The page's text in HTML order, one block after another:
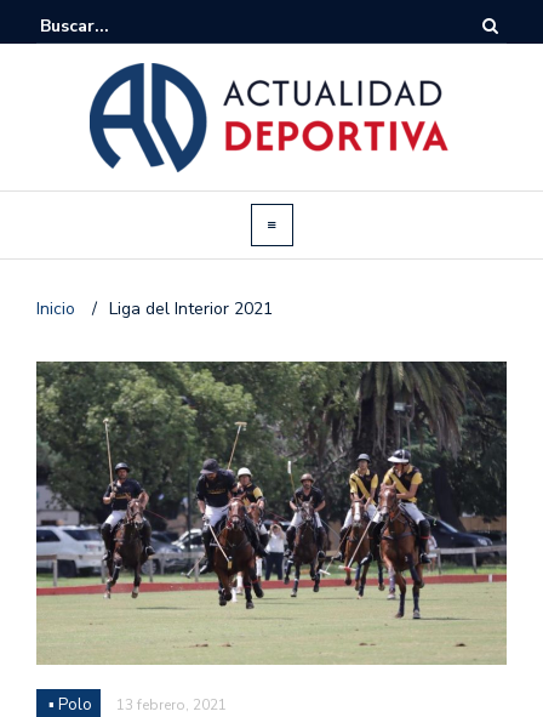
Inicio / Liga del Interior 2021
▪ Polo 13 febrero, 2021